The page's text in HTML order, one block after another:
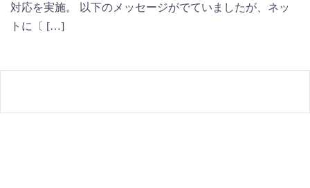
対応を実施。 以下のメッセージがでていましたが、ネッ
トに〔 […]